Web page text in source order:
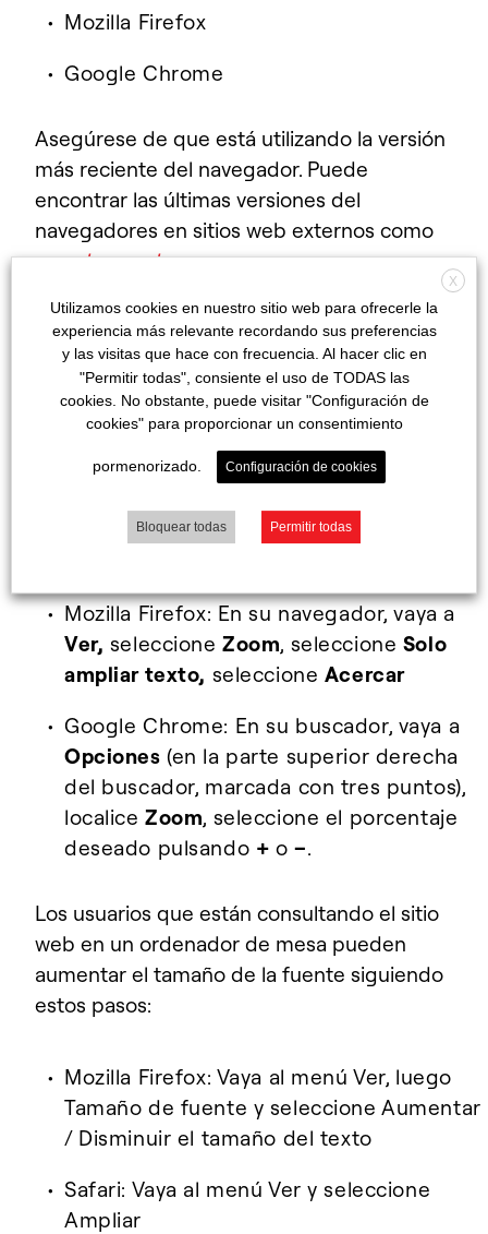
Mozilla Firefox
Google Chrome
Asegúrese de que está utilizando la versión
más reciente del navegador. Puede
encontrar las últimas versiones del
navegadores en sitios web externos como
www.browsehappy.com.
Cambiar el tamaño de
fuente
Los usuarios que están consultando el sitio
web en un ordenador de mesa pueden
aumentar el tamaño de la fuente siguiendo
estos pasos:
Mozilla Firefox: En su navegador, vaya a
Ver, seleccione Zoom, seleccione Solo
ampliar texto, seleccione Acercar
Google Chrome: En su buscador, vaya a
Opciones (en la parte superior derecha
del buscador, marcada con tres puntos),
localice Zoom, seleccione el porcentaje
deseado pulsando + o –.
Los usuarios que están consultando el sitio
web en un ordenador de mesa pueden
aumentar el tamaño de la fuente siguiendo
estos pasos:
Mozilla Firefox: Vaya al menú Ver, luego
Tamaño de fuente y seleccione Aumentar
/ Disminuir el tamaño del texto
Safari: Vaya al menú Ver y seleccione
Ampliar
X
Utilizamos cookies en nuestro sitio web para ofrecerle la
experiencia más relevante recordando sus preferencias
y las visitas que hace con frecuencia. Al hacer clic en
"Permitir todas", consiente el uso de TODAS las
cookies. No obstante, puede visitar "Configuración de
cookies" para proporcionar un consentimiento
pormenorizado. Configuración de cookies
Bloquear todas Permitir todas